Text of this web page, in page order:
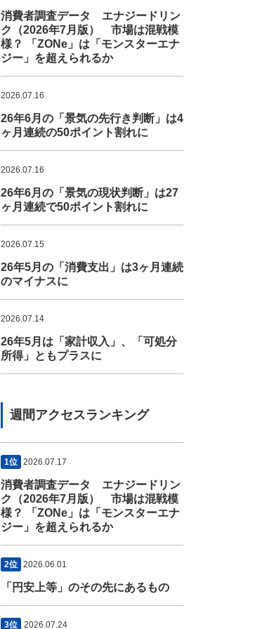
消費者調査データ エナジードリン
ク（2026年7月版） 市場は混戦模
様？ 「ZONe」は「モンスターエナ
ジー」を超えられるか
2026.07.16
26年6月の「景気の先行き判断」は4
ヶ月連続の50ポイント割れに
2026.07.16
26年6月の「景気の現状判断」は27
ヶ月連続で50ポイント割れに
2026.07.15
26年5月の「消費支出」は3ヶ月連続
のマイナスに
2026.07.14
26年5月は「家計収入」、「可処分
所得」ともプラスに
週間アクセスランキング
1位 2026.07.17
消費者調査データ エナジードリン
ク（2026年7月版） 市場は混戦模
様？ 「ZONe」は「モンスターエナ
ジー」を超えられるか
2位 2026.06.01
「円安上等」のその先にあるもの
3位 2026.07.24